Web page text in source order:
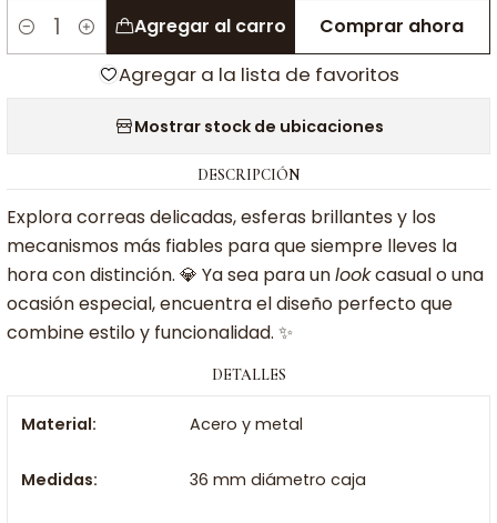
Cantidad
Agregar al carro Comprar ahora
Agregar a la lista de favoritos
Mostrar stock de ubicaciones
DESCRIPCIÓN
Explora correas delicadas, esferas brillantes y los
mecanismos más fiables para que siempre lleves la
hora con distinción. 💎 Ya sea para unlookcasual o una
ocasión especial, encuentra el diseño perfecto que
combine estilo y funcionalidad. ✨
DETALLES
Material: Acero y metal
Medidas: 36 mm diámetro caja